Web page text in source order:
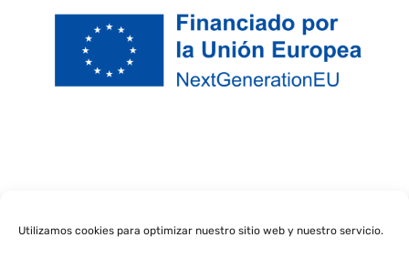
Utilizamos cookies para optimizar nuestro sitio web y nuestro servicio.